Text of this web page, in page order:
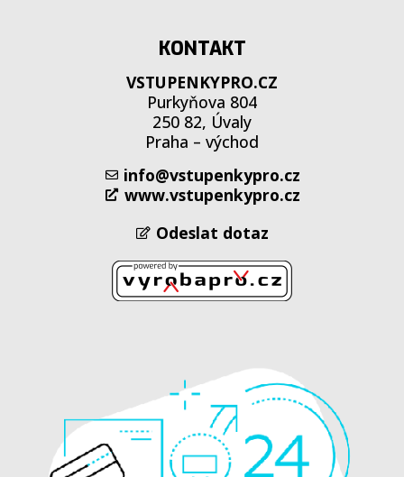
KONTAKT
VSTUPENKYPRO.CZ
Purkyňova 804
250 82, Úvaly
Praha – východ
info@vstupenkypro.cz
www.vstupenkypro.cz
Odeslat dotaz